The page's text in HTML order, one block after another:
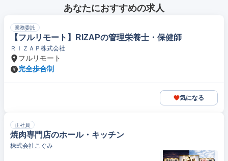
あなたにおすすめの求人
業務委託
【フルリモート】RIZAPの管理栄養士・保健師
ＲＩＺＡＰ株式会社
フルリモート
完全歩合制
気になる
正社員
焼肉専門店のホール・キッチン
株式会社こぐみ